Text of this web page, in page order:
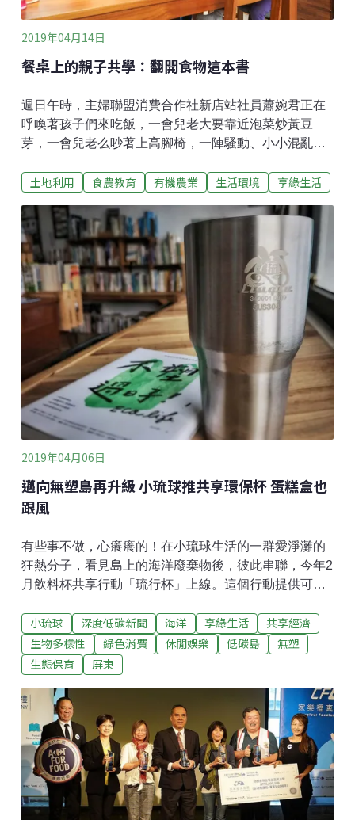
手，一百個人裡大概只有一兩個孩子
2019年04月14日
餐桌上的親子共學：翻開食物這本書
週日午時，主婦聯盟消費合作社新店站社員蕭婉君正在
呼喚著孩子們來吃飯，一會兒老大要靠近泡菜炒黃豆
芽，一會兒老么吵著上高腳椅，一陣騷動、小小混亂。
老二小手捏走不少的海帶，還有用合作社調味料輕輕拌
貝的婉君，加入合作社五年。因某次在捷運站，被身旁
菜籃車飄出的韭菜香吸引，趨前一探，看到諸多簡單包
裝的蔬果，又瞄到菜籃車中「綠主張」的字眼，方知有
合作社這麼一個所在。成為社員買了三年菜後，參加解
說員培訓，之後又成為綠繪本推廣員。食育 玩中學做中
學婉君家的小孩從小就在廚房轉來轉去，孩子坐在媽媽
腳邊鋪上的浴巾，玩豆子、掏米粒，灑了一地也沒關
係，撿起來洗一洗還是可以煮來吃。跟媽媽一起「工
作」久了，對食材用途也有體會。三歲的弟弟曾問過家
裡沒有黃豆為什麼有豆腐，「但我們其實沒特別講過，
很訝異他怎麼知道的？」婉君回想。再
土地利用 食農教育 有機農業 生活環境 享綠生活
2019年04月06日
邁向無塑島再升級 小琉球推共享環保杯 蛋糕盒也
跟風
有些事不做，心癢癢的！在小琉球生活的一群愛淨灘的
狂熱分子，看見島上的海洋廢棄物後，彼此串聯，今年2
月飲料杯共享行動「琉行杯」上線。這個行動提供可重
合的店家，環保杯可以A點租B點還，目前免租金，就算
忘記帶環保杯想喝珍奶都沒問題。「琉行杯」共享行
動，每天都要有人送杯、補杯、洗杯、烘杯並消毒，許
多志工也就跳坑幫忙後續清洗的程序。目前小島已經有
18個店家配合共享環保杯，另有二個據點提供可借可還
但不賣飲料的租借服務，每天工作人員送出多少個琉行
杯就能知道減少多少的一次性塑膠杯。想要參與環保杯
共享行動，民眾只要帶著手機，到配合店家購買飲料
時，在店家平板輸入手機號碼並按「借杯」，手機就會
收到「預設密碼」（所以一定要攜帶手機），接著再到
店家平板「輸入密碼」及租借「杯子數量」後，按下確
小琉球 深度低碳新聞 海洋 享綠生活
共享經濟
生物多樣性
綠色消費 休閒娛樂 低碳島
無塑
生態保育
屏東